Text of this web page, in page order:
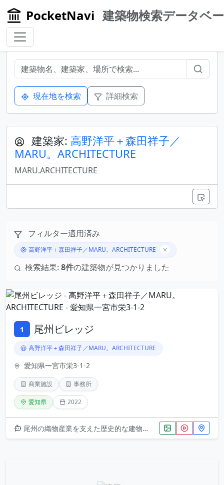
PocketNavi 建築物検索データベ
現在地を検索 詳細検索
建築家: 高野洋平＋森田祥子／
MARU。ARCHITECTURE
MARU.ARCHITECTURE
フィルター適用済み
高野洋平＋森田祥子／MARU。ARCHITECTURE
検索結果: 8件の建築物が見つかりました
1 尾州ビレッジ
高野洋平＋森田祥子／MARU。ARCHITECTURE
愛知県一宮市栄3-1-2
商業施設 事務所
愛知県 2022
尾州の織物産業を支えた歴史的な建物群を巧みに再生した複合施設。設計者による洗練された空間構成で、既存建築の本質を引き出し